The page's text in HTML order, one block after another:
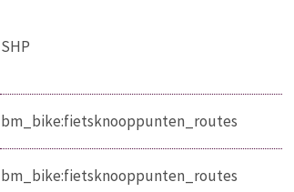
SHP
bm_bike:fietsknooppunten_routes
bm_bike:fietsknooppunten_routes